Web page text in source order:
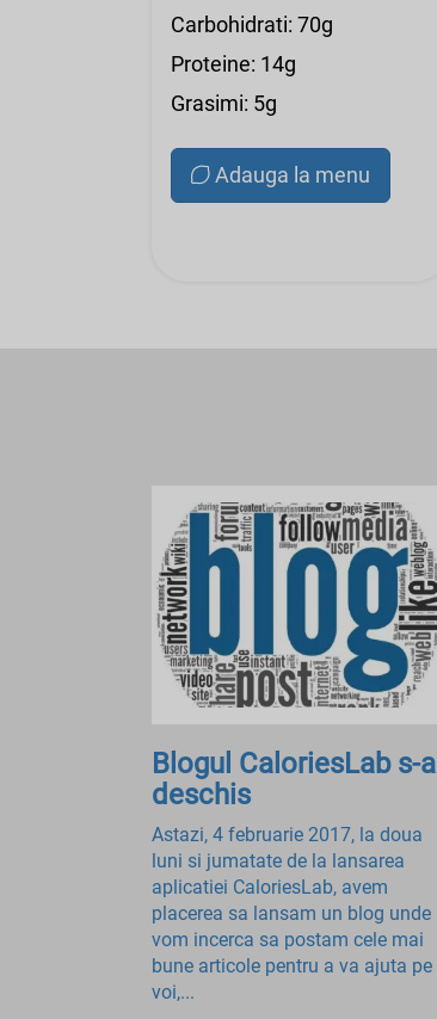
Carbohidrati: 70g
Proteine: 14g
Grasimi: 5g
Adauga la menu
Blogul CaloriesLab s-a
deschis
Astazi, 4 februarie 2017, la doua
luni si jumatate de la lansarea
aplicatiei CaloriesLab, avem
placerea sa lansam un blog unde
vom incerca sa postam cele mai
bune articole pentru a va ajuta pe
voi,...